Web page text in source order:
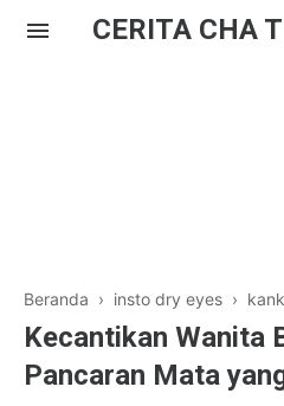
Beranda › insto dry eyes ›
Kecantikan Wanita
Pancaran Mata